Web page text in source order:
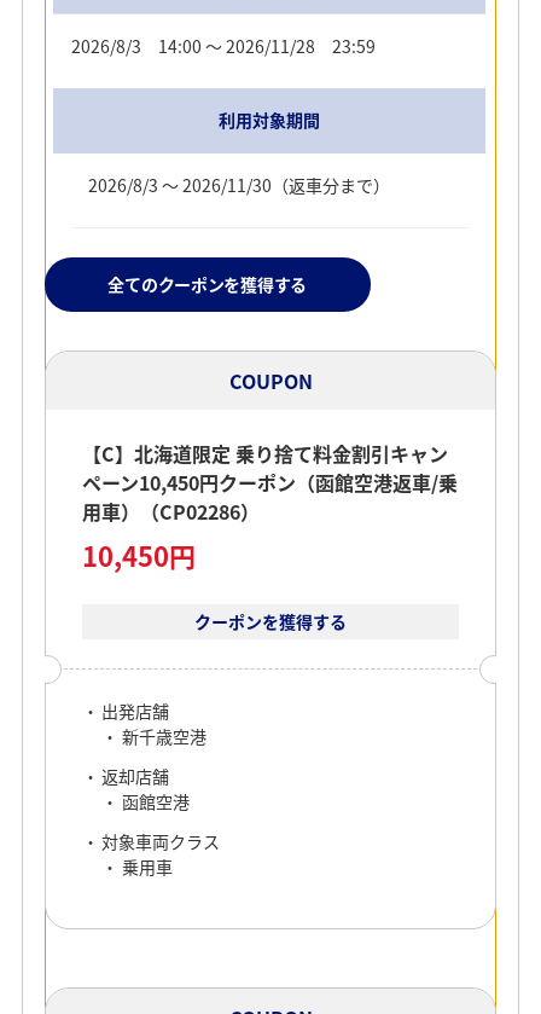
予約対象期間
利用対象期間
詳しい手順をみる
2026/8/3 14:00 ～ 2026/11/28 23:59
利用対象期間
2026/8/3 ～ 2026/11/30（返車分まで）
全てのクーポンを獲得する
COUPON
【C】北海道限定 乗り捨て料金割引キャン
ペーン10,450円クーポン（函館空港返車/乗
用車）（CP02286）
10,450円
クーポンを獲得する
出発店舗
新千歳空港
返却店舗
函館空港
対象車両クラス
乗用車